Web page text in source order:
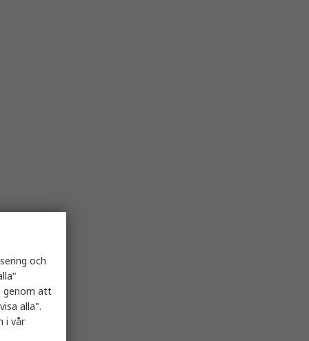
och
genom att
alla".
i vår